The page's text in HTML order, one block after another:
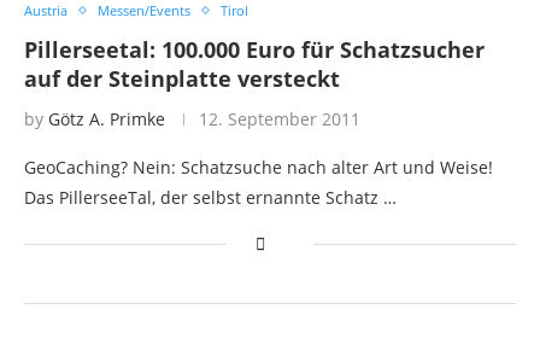
Austria Messen/Events Tirol
Pillerseetal: 100.000 Euro für Schatzsucher
auf der Steinplatte versteckt
by Götz A. Primke 12. September 2011
GeoCaching? Nein: Schatzsuche nach alter Art und Weise!
Das PillerseeTal, der selbst ernannte Schatz …